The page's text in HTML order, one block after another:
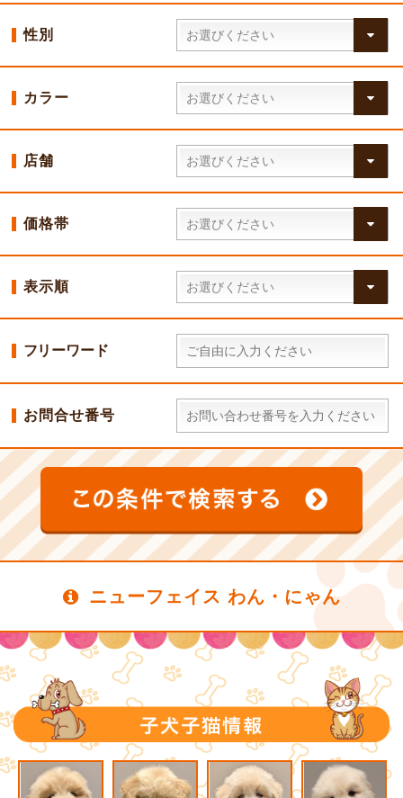
性別
カラー
店舗
価格帯
表示順
フリーワード
お問合せ番号
ニューフェイス わん・にゃん